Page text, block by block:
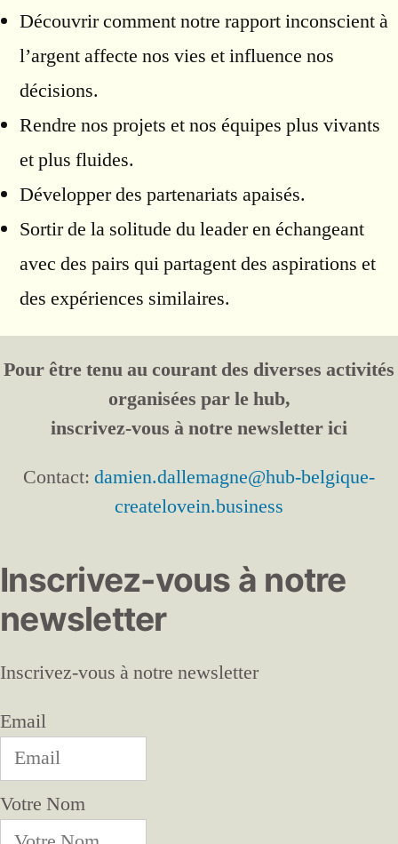
Découvrir comment notre rapport inconscient à
l’argent affecte nos vies et influence nos
décisions.
Rendre nos projets et nos équipes plus vivants
et plus fluides.
Développer des partenariats apaisés.
Sortir de la solitude du leader en échangeant
avec des pairs qui partagent des aspirations et
des expériences similaires.
Pour être tenu au courant des diverses activités
organisées par le hub,
inscrivez-vous à notre newsletter ici
Contact: damien.dallemagne@hub-belgique-
createlovein.business
Inscrivez-vous à notre
newsletter
Inscrivez-vous à notre newsletter
Email
Votre Nom